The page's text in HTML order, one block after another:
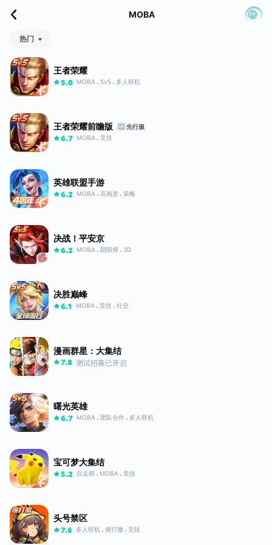
MOBA
热门
王者荣耀
5.0 MOBA 5v5 多人联机
王者荣耀前瞻版 先行服
6.7 MOBA 竞技
英雄联盟手游
6.2 MOBA 高画质 策略
决战！平安京
6.2 MOBA 阴阳师 3D
决胜巅峰
6.1 MOBA 竞技 社交
漫画群星：大集结
7.8 测试招募已开启
曙光英雄
6.7 MOBA 团队合作 多人联机
宝可梦大集结
5.2 自走棋 MOBA 竞技
头号禁区
7.6 多人联机 搜打撤 竞技